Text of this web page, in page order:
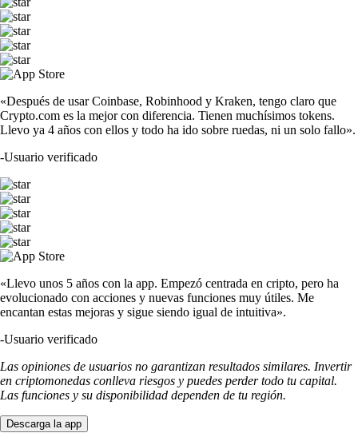
«Después de usar Coinbase, Robinhood y Kraken, tengo claro que
Crypto.com es la mejor con diferencia. Tienen muchísimos tokens.
Llevo ya 4 años con ellos y todo ha ido sobre ruedas, ni un solo fallo».
-Usuario verificado
«Llevo unos 5 años con la app. Empezó centrada en cripto, pero ha
evolucionado con acciones y nuevas funciones muy útiles. Me
encantan estas mejoras y sigue siendo igual de intuitiva».
-Usuario verificado
Las opiniones de usuarios no garantizan resultados similares. Invertir
en criptomonedas conlleva riesgos y puedes perder todo tu capital.
Las funciones y su disponibilidad dependen de tu región.
Descarga la app